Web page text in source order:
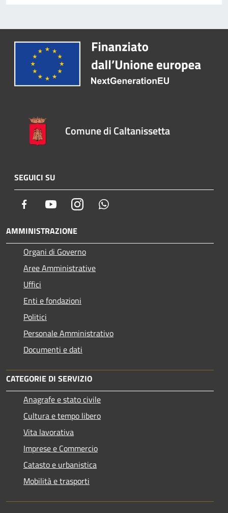
Comune di Caltanissetta
SEGUICI SU
Facebook YoutubeInstagram
AMMINISTRAZIONE
Organi di Governo
Aree Amministrative
Uffici
Enti e fondazioni
Politici
Personale Amministrativo
Documenti e dati
CATEGORIE DI SERVIZIO
Anagrafe e stato civile
Cultura e tempo libero
Vita lavorativa
Imprese e Commercio
Catasto e urbanistica
Mobilità e trasporti